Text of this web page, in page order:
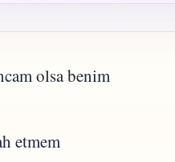
olsa benim
etmem